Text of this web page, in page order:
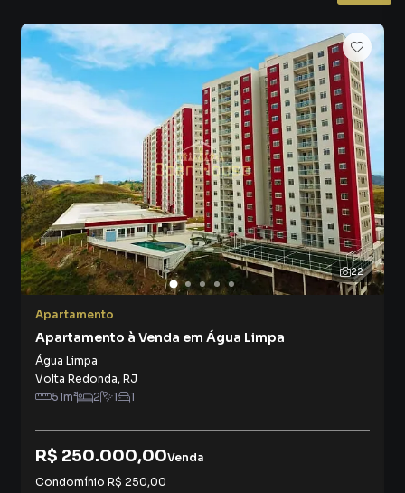
22
Apartamento
Apartamento à Venda em Água Limpa
Água Limpa
Volta Redonda, RJ
51m² 2 1 1
R$ 250.000,00Venda
Condomínio R$ 250,00